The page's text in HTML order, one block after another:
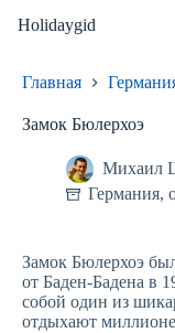
Holidaygid
Главная
Замок Бюлерхоэ
Михаил
Германия,
Замок Бюлерхоэ
от Баден-Бадена в
собой один из
отдыхают